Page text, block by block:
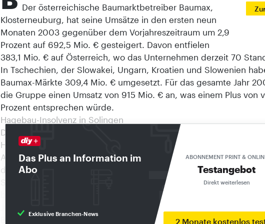
Das Plus an Information im
Abo
Exklusive Branchen-News
ABONNEMENT PRINT &
Testangebot
Direkt weiterlesen
2 Monate kostenlos
Der österreichische Baumarktbetreiber Baumax,
Klosterneuburg, hat seine Umsätze in den ersten neun
Monaten 2003 gegenüber dem Vorjahreszeitraum um 2,9
Prozent auf 692,5 Mio. € gesteigert. Davon entfielen
383,1 Mio. € auf Österreich, wo das Unternehmen derzeit 70
In Tschechien, der Slowakei, Ungarn, Kroatien und Slowenien
Baumax-Märkte 309,4 Mio. € umgesetzt. Für das gesamte Jahr
die Gruppe einen Umsatz von 915 Mio. € an, was einem Plus von
Prozent entsprechen würde.
Hagebau-Insolvenz in Solingen
Der Hagebaumarkt in Solingen ist derzeit geschlossen. Der
Hagebaumarkt Bergisch Land GmbH & Co. KG, hatte Mitte
Amtsgericht Wuppertal einen Antrag auf vorläufige Insolvenz
die Schließung aufgrund baulicher Mängel erzwungen war, wie
Seiten des Betreibers hieß, hat der Vermieter der Immobilie
betroffene Gesellschafter hatte einen zweiten Baumarkt in